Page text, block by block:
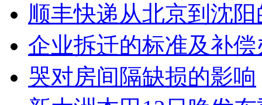
顺丰快递从北京到沈
企业拆迁的标准及补
哭对房间隔缺损的影响